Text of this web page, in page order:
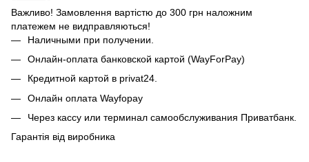
Важливо! Замовлення вартістю до 300 грн наложним
платежем не видправляються!
Наличными при получении.
Онлайн-оплата банковской картой (WayForPay)
Кредитной картой в privat24.
Онлайн оплата Wayfopay
Через кассу или терминал самообслуживания Приватбанк.
Гарантія від виробника